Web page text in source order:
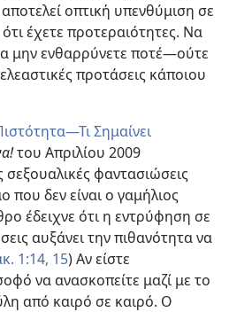
οπτική υπενθύμιση σε
έχετε προτεραιότητες. Να
μην ενθαρρύνετε ποτέ​—ούτε
προτάσεις κάποιου
Σημαίνει
του Απριλίου 2009
σεξουαλικές φαντασιώσεις
δεν είναι ο γαμήλιος
έδειχνε ότι η εντρύφηση σε
αυξάνει την πιθανότητα να
1:14, 15) Αν είστε
να ανασκοπείτε μαζί με το
από καιρό σε καιρό. Ο